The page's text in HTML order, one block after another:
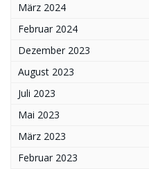
März 2024
Februar 2024
Dezember 2023
August 2023
Juli 2023
Mai 2023
März 2023
Februar 2023